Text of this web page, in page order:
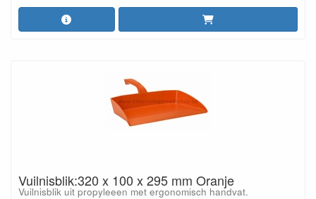
Vuilnisblik:320 x 100 x 295 mm Oranje
Vuilnisblik uit propyleeen met ergonomisch handvat.